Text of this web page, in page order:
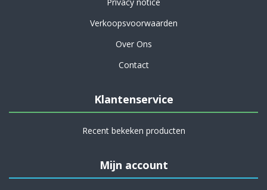
Verkoopsvoorwaarden
Over Ons
Contact
Klantenservice
Recent bekeken producten
Mijn account